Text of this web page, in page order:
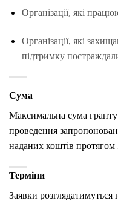
Організації, які
Організації, які
підтримку
Сума
Максимальна сума
проведення
наданих коштів протягом
Терміни
Заявки розглядатимуться